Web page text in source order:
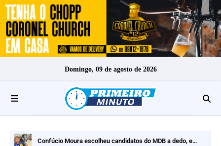
Domingo, 09 de agosto de 2026
MPRO oferece denúncia na Operação Golden Plating